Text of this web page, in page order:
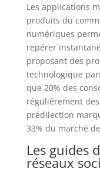
Les applications
produits du
numériques
repérer
proposant des
technologique
que 20% des
régulièrement
prédilection
33% du marché
Les guides
réseaux